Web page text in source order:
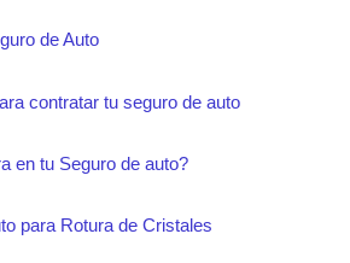
de Auto
contratar tu seguro de auto
en tu Seguro de auto?
para Rotura de Cristales